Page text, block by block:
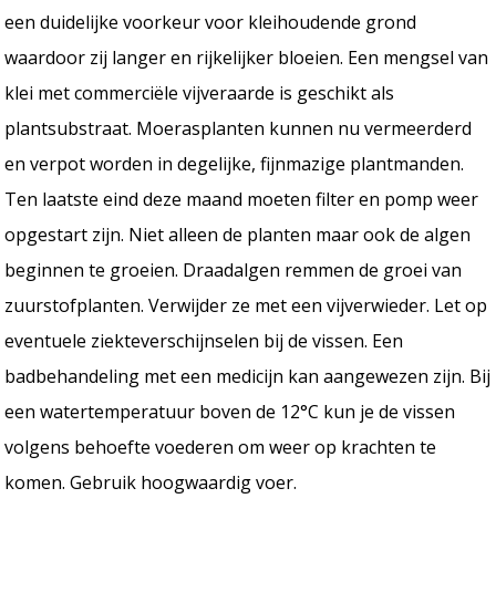
een duidelijke voorkeur voor kleihoudende grond
waardoor zij langer en rijkelijker bloeien. Een mengsel van
klei met commerciële vijveraarde is geschikt als
plantsubstraat. Moerasplanten kunnen nu vermeerderd
en verpot worden in degelijke, fijnmazige plantmanden.
Ten laatste eind deze maand moeten filter en pomp weer
opgestart zijn. Niet alleen de planten maar ook de algen
beginnen te groeien. Draadalgen remmen de groei van
zuurstofplanten. Verwijder ze met een vijverwieder. Let op
eventuele ziekteverschijnselen bij de vissen. Een
badbehandeling met een medicijn kan aangewezen zijn. Bij
een watertemperatuur boven de 12°C kun je de vissen
volgens behoefte voederen om weer op krachten te
komen. Gebruik hoogwaardig voer.